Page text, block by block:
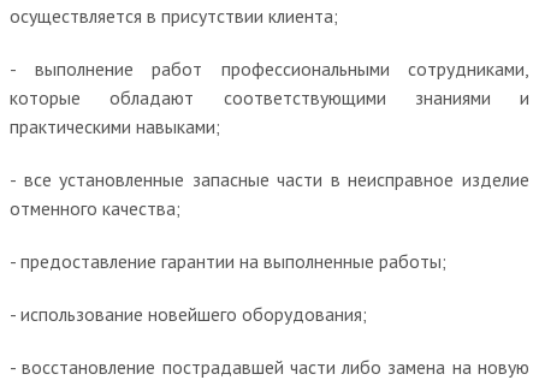
осуществляется в присутствии клиента;
- выполнение работ профессиональными сотрудниками,
которые обладают соответствующими знаниями и
практическими навыками;
- все установленные запасные части в неисправное изделие
отменного качества;
- предоставление гарантии на выполненные работы;
- использование новейшего оборудования;
- восстановление пострадавшей части либо замена на новую